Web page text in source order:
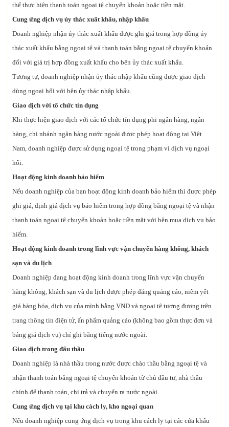
thể thực hiện thanh toán ngoại tệ chuyển khoản hoặc tiền mặt.
Cung ứng dịch vụ ủy thác xuất khẩu, nhập khẩu
Doanh nghiệp nhận ủy thác xuất khẩu được ghi giá trong hợp đồng ủy
thác xuất khẩu bằng ngoại tệ và thanh toán bằng ngoại tệ chuyển khoản
đối với giá trị hợp đồng xuất khẩu cho bên ủy thác xuất khẩu.
Tương tự, doanh nghiệp nhận ủy thác nhập khẩu cũng được giao dịch
dùng ngoại hối với bên ủy thác nhập khẩu.
Giao dịch với tổ chức tín dụng
Khi thực hiện giao dịch với các tổ chức tín dụng phi ngân hàng, ngân
hàng, chi nhánh ngân hàng nước ngoài được phép hoạt động tại Việt
Nam, doanh nghiệp được sử dụng ngoại tệ trong phạm vi dịch vụ ngoại
hối.
Hoạt động kinh doanh bảo hiểm
Nếu doanh nghiệp của bạn hoạt động kinh doanh bảo hiểm thì được phép
ghi giá, định giá dịch vụ bảo hiểm trong hợp đồng bằng ngoại tệ và nhận
thanh toán ngoại tệ chuyển khoản hoặc tiền mặt với bên mua dịch vụ bảo
hiểm.
Hoạt động kinh doanh trong lĩnh vực vận chuyển hàng không, khách
sạn và du lịch
Doanh nghiệp đang hoạt động kinh doanh trong lĩnh vực vận chuyển
hàng không, khách sạn và du lịch được phép đăng quảng cáo, niêm yết
giá hàng hóa, dịch vụ của mình bằng VND và ngoại tệ tương đương trên
trang thông tin điện tử, ấn phẩm quảng cáo (không bao gồm thực đơn và
bảng giá dịch vụ) chỉ ghi bằng tiếng nước ngoài.
Giao dịch trong đấu thầu
Doanh nghiệp là nhà thầu trong nước được chào thầu bằng ngoại tệ và
nhận thanh toán bằng ngoại tệ chuyển khoản từ chủ đầu tư, nhà thầu
chính để thanh toán, chi trả và chuyển ra nước ngoài.
Cung ứng dịch vụ tại khu cách ly, kho ngoại quan
Nếu doanh nghiệp cung ứng dịch vụ trong khu cách ly tại các cửa khẩu